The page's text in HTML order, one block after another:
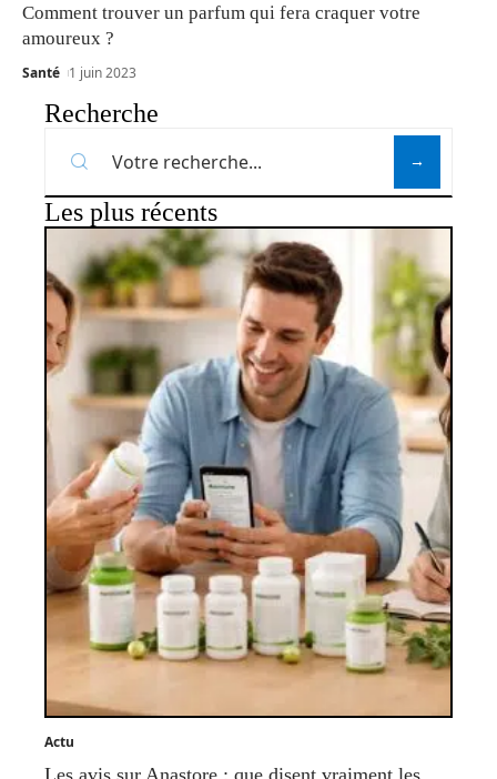
Comment trouver un parfum qui fera craquer votre
amoureux ?
Santé 1 juin 2023
Recherche
Les plus récents
Actu